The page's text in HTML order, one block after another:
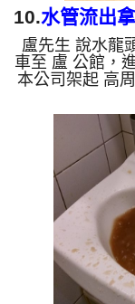
10.水管流出
盧先生 說水龍
車至 盧 公館，
本公司架起 高
裡面，等了約
波 模式，一開
鐵咖啡一樣，
下圖片影片，
了!! 如是自來
積，洗出來的
管壁上會結成
黑